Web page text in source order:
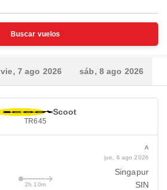
Buscar vuelos
vie, 7 ago 2026 sáb, 8 ago 2026
Scoot
TR645
2h 10m
A
jue, 6 ago 2026
Singapur
SIN